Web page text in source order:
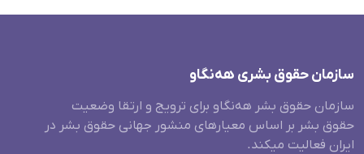
سازمان حقوق بشری هەنگاو
سازمان حقوق بشر هه‌نگاو برای ترویج و ارتقا وضعیت
حقوق بشر بر اساس معیارهای منشور جهانی حقوق بشر در
ایران فعالیت میکند.